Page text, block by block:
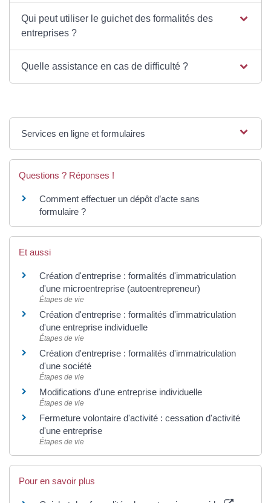
Qui peut utiliser le guichet des formalités des
entreprises ?
Quelle assistance en cas de difficulté ?
Services en ligne et formulaires
Questions ? Réponses !
Comment effectuer un dépôt d’acte sans
formulaire ?
Et aussi
Création d'entreprise : formalités d'immatriculation
d'une microentreprise (autoentrepreneur)
Étapes de vie
Création d'entreprise : formalités d'immatriculation
d'une entreprise individuelle
Étapes de vie
Création d'entreprise : formalités d'immatriculation
d'une société
Étapes de vie
Modifications d'une entreprise individuelle
Étapes de vie
Fermeture volontaire d'activité : cessation d'activité
d'une entreprise
Étapes de vie
Pour en savoir plus